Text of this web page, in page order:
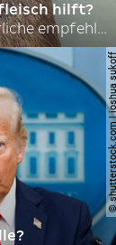
hilft?
nordkoreas sommerliche empfehlungen
©